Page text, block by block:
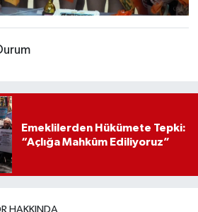
Emeklilerden Hükümete Tepki:
“Açlığa Mahkûm Ediliyoruz”
HAKKINDA